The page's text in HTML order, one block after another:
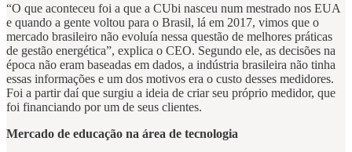
“O que aconteceu foi a que a CUbi nasceu num mestrado nos EUA
e quando a gente voltou para o Brasil, lá em 2017, vimos que o
mercado brasileiro não evoluía nessa questão de melhores práticas
de gestão energética”, explica o CEO. Segundo ele, as decisões na
época não eram baseadas em dados, a indústria brasileira não tinha
essas informações e um dos motivos era o custo desses medidores.
Foi a partir daí que surgiu a ideia de criar seu próprio medidor, que
foi financiando por um de seus clientes.
Mercado de educação na área de tecnologia